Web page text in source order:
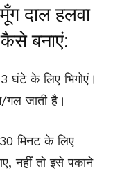
दाल हलवा
कैसे बनाएं:
घंटे के लिए भिगोएं।
गल जाती है।
मिनट के लिए
नहीं तो इसे पकाने